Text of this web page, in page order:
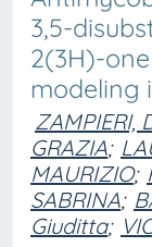
3,5-
2(3H)-
modeling
ZAMPIERI,
GRAZIA;
MAURIZIO;
SABRINA;
Giuditta;